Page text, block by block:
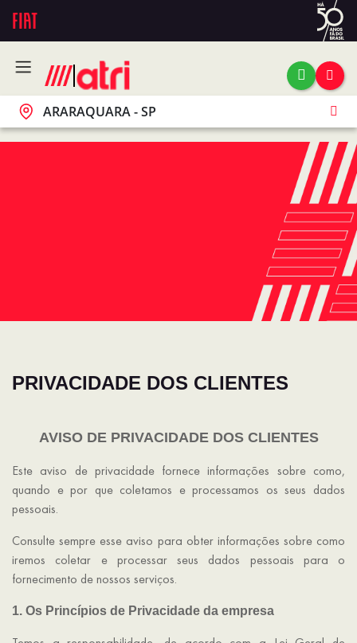
ARARAQUARA - SP
PRIVACIDADE DOS CLIENTES
AVISO DE PRIVACIDADE DOS CLIENTES
Este aviso de privacidade fornece informações sobre como,
quando e por que coletamos e processamos os seus dados
pessoais.
Consulte sempre esse aviso para obter informações sobre como
iremos coletar e processar seus dados pessoais para o
fornecimento de nossos serviços.
1. Os Princípios de Privacidade da empresa